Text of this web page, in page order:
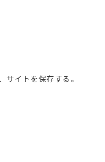
イトを保存する。